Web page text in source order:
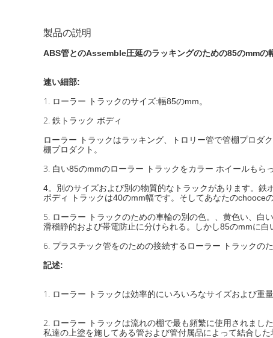
製品の説明
ABS管とのAssemble圧延のラッキングのための85のmmの
速い細部:
1. ローラー トラックのサイズ:幅85のmm。
2. 鉄トラック ボディ
ローラー トラックはラッキング、トロリー管で管棚プロダ
棚プロダクト。
3. 白い85のmmのローラー トラックをカラー ホイールもら
4。別のサイズおよび別の物質的なトラックがあります。鉄
ボディ トラックは40のmm幅です。そしてあなたのchooce
5. ローラー トラックのための車輪の別の色。、黄色い、白
滑稽静的および帯電防止に分けられる。しかし85のmmに白
6. プラスチック管をのための接続するローラー トラックの
記述:
1. ローラー トラックは効率的にいろいろなサイズおよび重
2. ローラー トラックは流れの棚で最も頻繁に使用されまし
私達の上塗を施してある管および管付属品によって結合した